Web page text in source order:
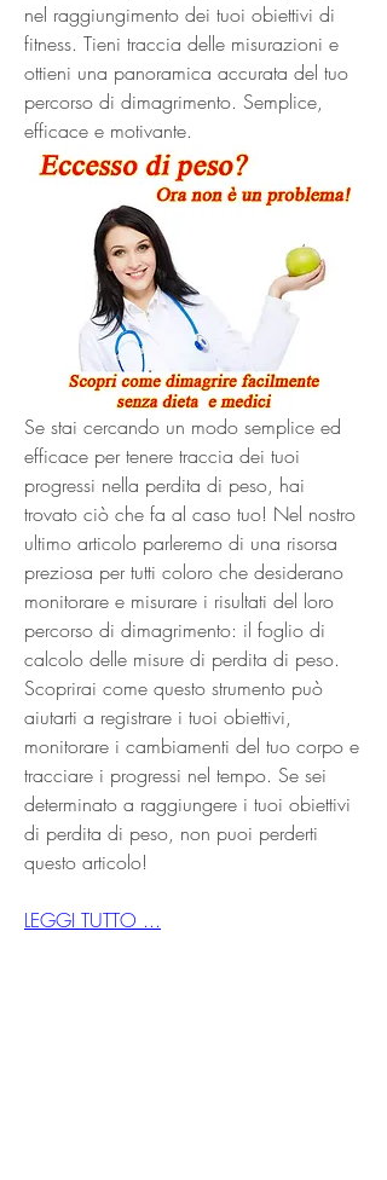
nel raggiungimento dei tuoi obiettivi di
fitness. Tieni traccia delle misurazioni e
ottieni una panoramica accurata del tuo
percorso di dimagrimento. Semplice,
efficace e motivante.
Se stai cercando un modo semplice ed
efficace per tenere traccia dei tuoi
progressi nella perdita di peso, hai
trovato ciò che fa al caso tuo! Nel nostro
ultimo articolo parleremo di una risorsa
preziosa per tutti coloro che desiderano
monitorare e misurare i risultati del loro
percorso di dimagrimento: il foglio di
calcolo delle misure di perdita di peso.
Scoprirai come questo strumento può
aiutarti a registrare i tuoi obiettivi,
monitorare i cambiamenti del tuo corpo e
tracciare i progressi nel tempo. Se sei
determinato a raggiungere i tuoi obiettivi
di perdita di peso, non puoi perderti
questo articolo!
LEGGI TUTTO ...